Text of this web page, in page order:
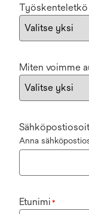
Miten voimme
Anna
Etunimi *